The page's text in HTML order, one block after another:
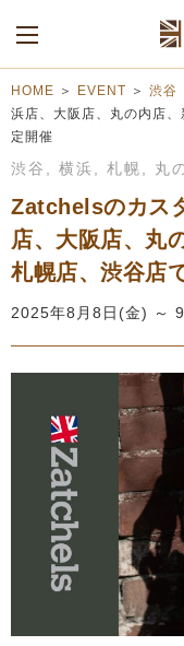
ALL
HOME ＞ EVENT ＞ 渋谷
浜店、大阪店、丸の内店
定開催
渋谷 横浜 札幌 丸
Zatchelsのカス
店、大阪店、丸
札幌店、渋谷店
2025年8月8日(金) ～